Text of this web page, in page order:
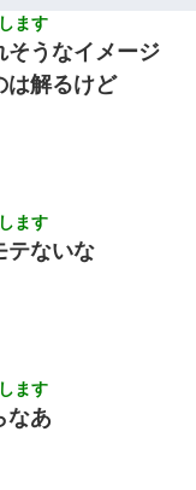
ます
そうなイメージ
は解るけど
ます
テないな
ます
なあ